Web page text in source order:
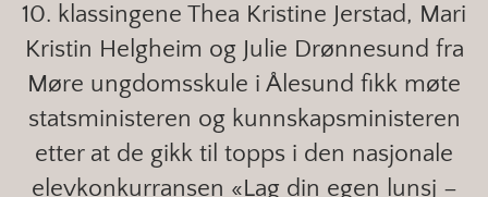
10. klassingene Thea Kristine Jerstad, Mari
Kristin Helgheim og Julie Drønnesund fra
Møre ungdomsskule i Ålesund fikk møte
statsministeren og kunnskapsministeren
etter at de gikk til topps i den nasjonale
elevkonkurransen «Lag din egen lunsj –